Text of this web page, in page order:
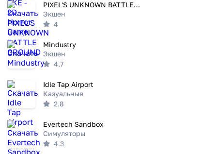
PIXEL'S UNKNOWN BATTLE GROUND
Экшен
4
Mindustry
Экшен
4.7
Idle Tap Airport
Казуальные
2.8
Evertech Sandbox
Симуляторы
4.3